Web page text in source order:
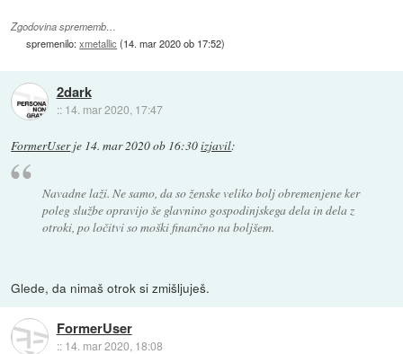
Zgodovina sprememb…
spremenilo:xmetallic (14. mar 2020 ob 17:52)
2dark
:: 14. mar 2020, 17:47
FormerUserje 14. mar 2020 ob 16:30izjavil:
Navadne laži. Ne samo, da so ženske veliko bolj obremenjene ker
poleg službe opravijo še glavnino gospodinjskega dela in dela z
otroki, po ločitvi so moški finančno na boljšem.
Glede, da nimaš otrok si zmišljuješ.
FormerUser
:: 14. mar 2020, 18:08